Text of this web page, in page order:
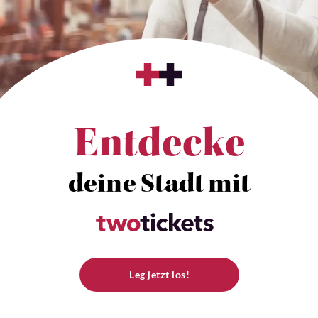
Entdecke
deine Stadt mit
Leg jetzt los!